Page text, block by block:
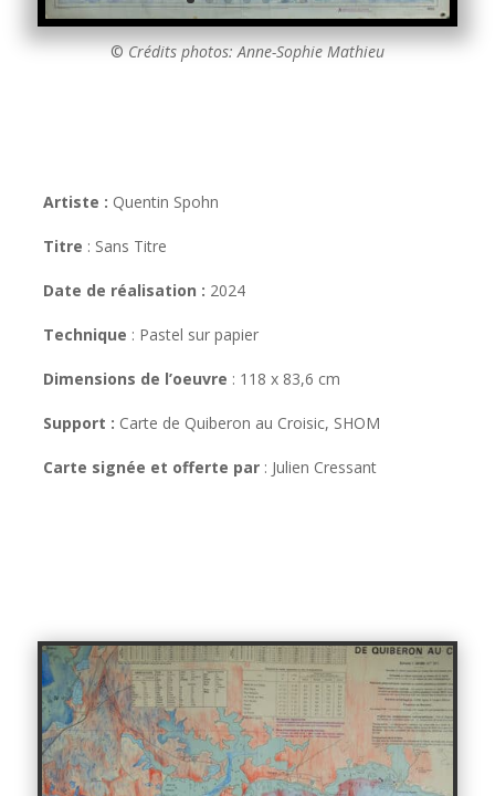
© Crédits photos: Anne-Sophie Mathieu
Artiste : Quentin Spohn
Titre : Sans Titre
Date de réalisation : 2024
Technique : Pastel sur papier
Dimensions de l’oeuvre : 118 x 83,6 cm
Support : Carte de Quiberon au Croisic, SHOM
Carte signée et offerte par : Julien Cressant